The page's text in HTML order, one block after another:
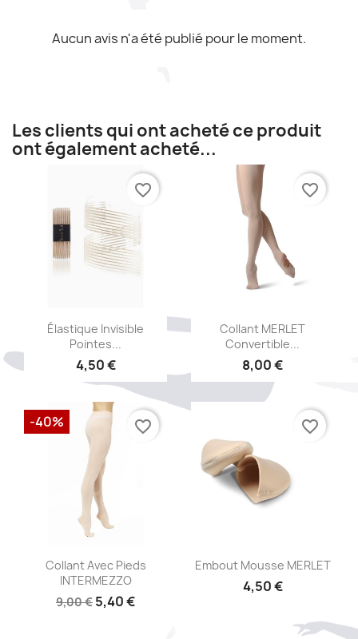
Aucun avis n'a été publié pour le moment.
Les clients qui ont acheté ce produit
ont également acheté...
Aperçu rapide
Élastique Invisible
Pointes...
4,50 €
favorite_border
Aperçu rapide
Collant MERLET
Convertible...
8,00 €
favorite_border
Aperçu rapide
Collant Avec Pieds
INTERMEZZO
9,00 € 5,40 €
-40% favorite_border
Aperçu rapide
Embout Mousse MERLET
4,50 €
favorite_border